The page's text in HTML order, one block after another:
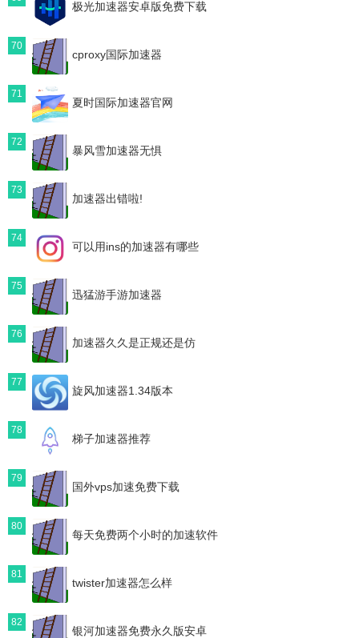
极光加速器安卓版免费下载
70
cproxy国际加速器
71
夏时国际加速器官网
72
暴风雪加速器无惧
73
加速器出错啦!
74
可以用ins的加速器有哪些
75
迅猛游手游加速器
76
加速器久久是正规还是仿
77
旋风加速器1.34版本
78
梯子加速器推荐
79
国外vps加速免费下载
80
每天免费两个小时的加速软件
81
twister加速器怎么样
82
银河加速器免费永久版安卓